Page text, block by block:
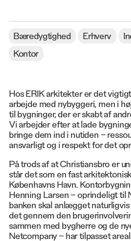
Bæredygtighed Erhverv
Kontor
Hos ERIK arkitekter er det
arbejde med nybyggeri, men i
til bygninger, der er skabt af
Vi arbejder efter at lade
bringe dem ind i nutiden –
ansvarligt og i respekt for det
På trods af at Christiansbro er
står det som en fast
Københavns Havn.
Henning Larsen – oprindeligt til
banken skal anlægget
det gennem den
sammen med bygherre og de
Netcompany – har tilpasset